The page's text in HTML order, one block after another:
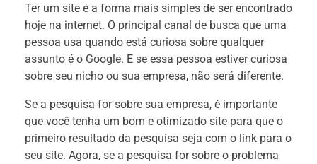
Ter um site é a forma mais simples de ser encontrado
hoje na internet. O principal canal de busca que uma
pessoa usa quando está curiosa sobre qualquer
assunto é o Google. E se essa pessoa estiver curiosa
sobre seu nicho ou sua empresa, não será diferente.
Se a pesquisa for sobre sua empresa, é importante
que você tenha um bom e otimizado site para que o
primeiro resultado da pesquisa seja com o link para o
seu site. Agora, se a pesquisa for sobre o problema